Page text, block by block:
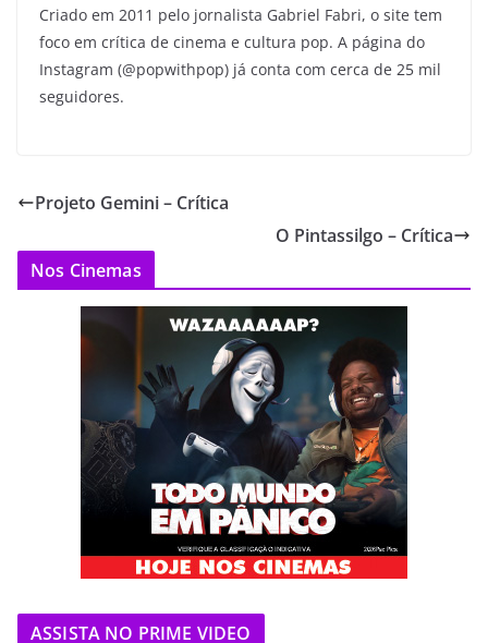
Criado em 2011 pelo jornalista Gabriel Fabri, o site tem
foco em crítica de cinema e cultura pop. A página do
Instagram (@popwithpop) já conta com cerca de 25 mil
seguidores.
Projeto Gemini – Crítica
O Pintassilgo – Crítica
Nos Cinemas
ASSISTA NO PRIME VIDEO